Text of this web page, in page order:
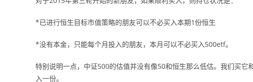
*已进行恒生目标市值策略的朋友可以不必买入本期1份恒生
*没有本金，只能每个月投入的朋友，本月可以不必买入500etf。
特别说明一点，中证500的估值并没有像50和恒生那么低估。我们买
入一份。